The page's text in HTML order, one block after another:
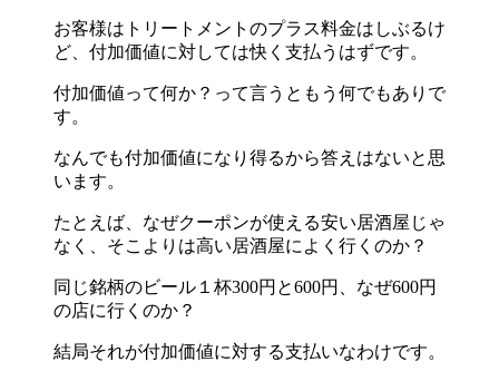
お客様はトリートメントのプラス料金はしぶるけ
ど、付加価値に対しては快く支払うはずです。
付加価値って何か？って言うともう何でもありで
す。
なんでも付加価値になり得るから答えはないと思
います。
たとえば、なぜクーポンが使える安い居酒屋じゃ
なく、そこよりは高い居酒屋によく行くのか？
同じ銘柄のビール１杯300円と600円、なぜ600円
の店に行くのか？
結局それが付加価値に対する支払いなわけです。